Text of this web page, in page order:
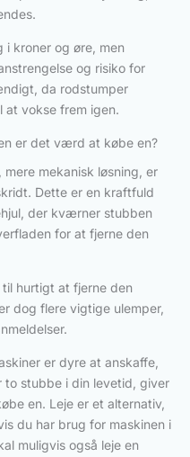
i kroner og øre, men
og risiko for
da rodstumper
at vokse frem igen.
er det værd at købe en?
mekanisk løsning, er
Dette er en kraftfuld
der kværner stubben
for at fjerne den
hurtigt at fjerne den
dog flere vigtige ulemper,
er dyre at anskaffe,
to stubbe i din levetid, giver
en. Leje er et alternativ,
du har brug for maskinen i
muligvis også leje en